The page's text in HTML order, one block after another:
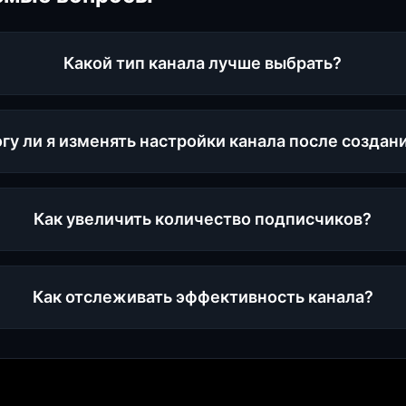
Какой тип канала лучше выбрать?
ли я изменять настройки канала после
Как увеличить количество подписчиков?
Как отслеживать эффективность канала?